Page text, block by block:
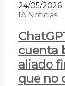
24/05/2026
IA Noticias
cuenta
aliado
que no